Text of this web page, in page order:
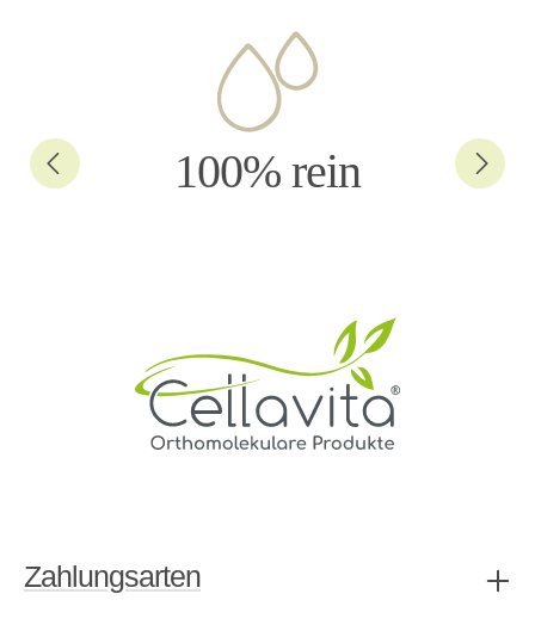
100% rein
Zahlungsarten